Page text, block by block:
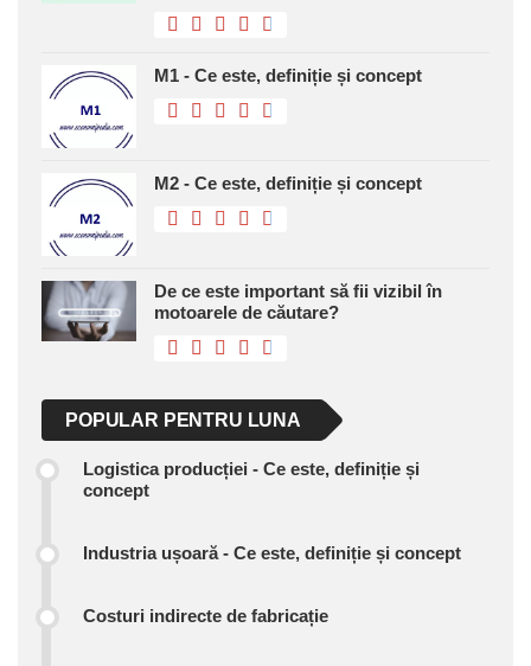
M1 - Ce este, definiție și concept
M2 - Ce este, definiție și concept
De ce este important să fii vizibil în
motoarele de căutare?
POPULAR PENTRU LUNA
Logistica producției - Ce este, definiție și
concept
Industria ușoară - Ce este, definiție și concept
Costuri indirecte de fabricație